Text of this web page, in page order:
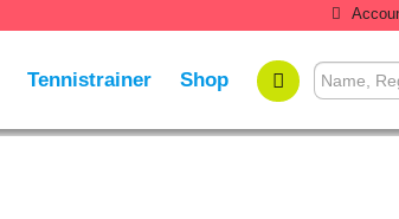
Tennistrainer Shop